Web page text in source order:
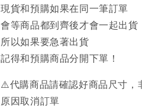
現貨和預購如果在同一筆訂單
會等商品都到齊後才會一起出貨
所以如果要急著出貨
記得和預購商品分開下單！
⚠️代購商品請確認好商品尺寸，
原因取消訂單